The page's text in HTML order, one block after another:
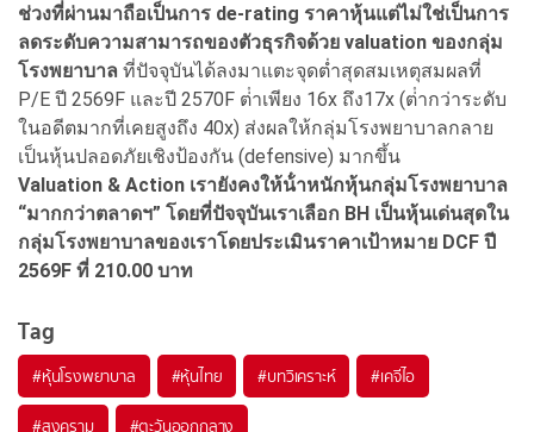
ช่วงที่ผ่านมาถือเป็นการ de-rating ราคาหุ้นแต่ไม่ใช่เป็นการ
ลดระดับความสามารถของตัวธุรกิจด้วย valuation ของกลุ่ม
โรงพยาบาล ที่ปัจจุบันได้ลงมาแตะจุดต่ำสุดสมเหตุสมผลที่
P/E ปี 2569F และปี 2570F ต่ําเพียง 16x ถึง17x (ต่ํากว่าระดับ
ในอดีตมากที่เคยสูงถึง 40x) ส่งผลให้กลุ่มโรงพยาบาลกลาย
เป็นหุ้นปลอดภัยเชิงป้องกัน (defensive) มากขึ้น
Valuation & Action เรายังคงให้น้ําหนักหุ้นกลุ่มโรงพยาบาล
“มากกว่าตลาดฯ” โดยที่ปัจจุบันเราเลือก BH เป็นหุ้นเด่นสุดใน
กลุ่มโรงพยาบาลของเราโดยประเมินราคาเป้าหมาย DCF ปี
2569F ที่ 210.00 บาท
Tag
#หุ้นโรงพยาบาล #หุ้นไทย #บทวิเคราะห์ #เคจีไอ
#สงคราม #ตะวันออกกลาง